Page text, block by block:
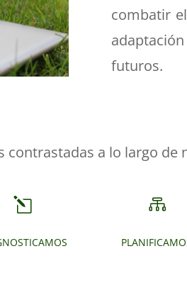
combatir
futuros.
a lo largo de
l 